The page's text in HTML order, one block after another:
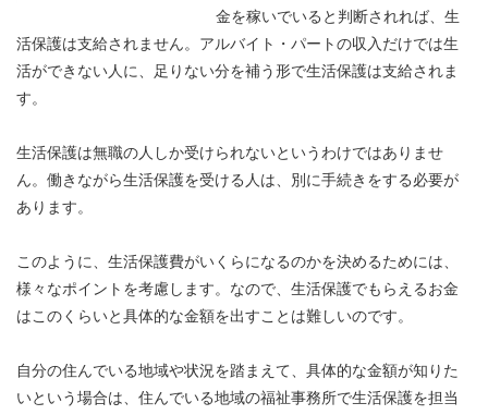
金を稼いでいると判断されれば、生
活保護は支給されません。アルバイト・パートの収入だけでは生
活ができない人に、足りない分を補う形で生活保護は支給されま
す。
生活保護は無職の人しか受けられないというわけではありませ
ん。働きながら生活保護を受ける人は、別に手続きをする必要が
あります。
このように、生活保護費がいくらになるのかを決めるためには、
様々なポイントを考慮します。なので、生活保護でもらえるお金
はこのくらいと具体的な金額を出すことは難しいのです。
自分の住んでいる地域や状況を踏まえて、具体的な金額が知りた
いという場合は、住んでいる地域の福祉事務所で生活保護を担当